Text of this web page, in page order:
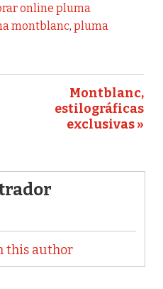
online pluma
montblanc, pluma
Montblanc,
estilográficas
exclusivas »
this author